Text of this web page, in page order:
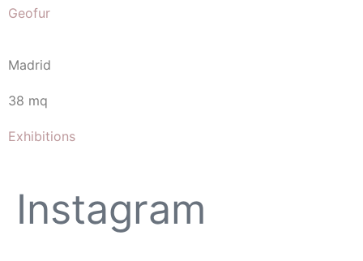
Geofur
Madrid
38 mq
Exhibitions
Instagram